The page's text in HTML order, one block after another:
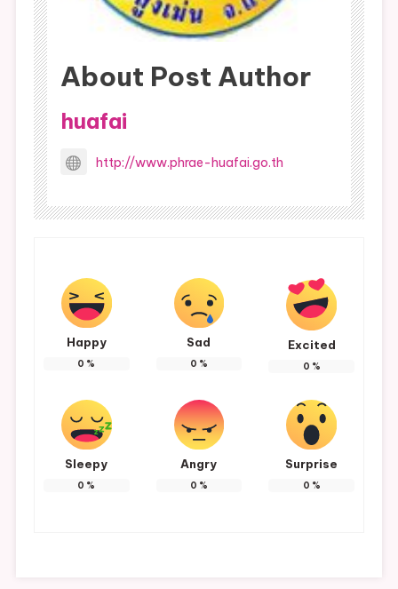
About Post Author
huafai
http://www.phrae-huafai.go.th
Happy
0 %
Sad
0 %
Excited
0 %
Sleepy
0 %
Angry
0 %
Surprise
0 %